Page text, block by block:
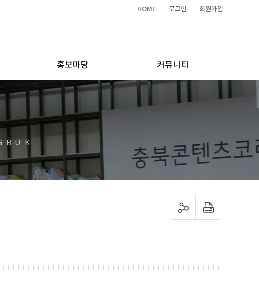
HOME 로그인 회원가입
홍보마당 커뮤니티
sns 공유하기 프린트하기